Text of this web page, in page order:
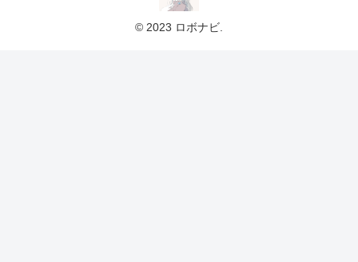
© 2023 ロボナビ.